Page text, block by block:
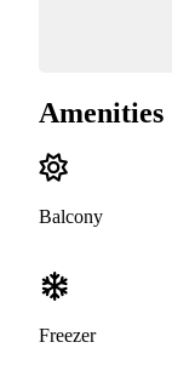
Amenities
Balcony
Freezer